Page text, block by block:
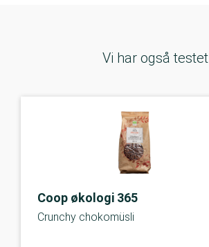
Vi har også testet
Coop økologi 365
Crunchy chokomüsli